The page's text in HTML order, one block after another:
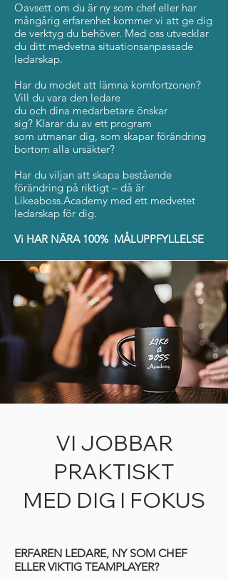
Oavsett om du är ny som chef eller har
mångårig erfarenhet kommer vi att ge dig
de verktyg du behöver. Med oss utvecklar
du ditt medvetna situationsanpassade
ledarskap.
Har du modet att lämna komfortzonen?
Vill du vara den ledare
du och dina medarbetare önskar
sig? Klarar du av ett program
som utmanar dig, som skapar förändring
bortom alla ursäkter?
Har du viljan att skapa bestående
förändring på riktigt – då är
Likeaboss.Academy med ett medvetet
ledarskap för dig.
Vi HAR NÄRA 100% MÅLUPPFYLLELSE
VI JOBBAR
PRAKTISKT
MED DIG I FOKUS
ERFAREN LEDARE, NY SOM CHEF
ELLER VIKTIG TEAMPLAYER?